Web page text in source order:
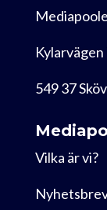
Kylarvägen
549 37
Vilka är vi?